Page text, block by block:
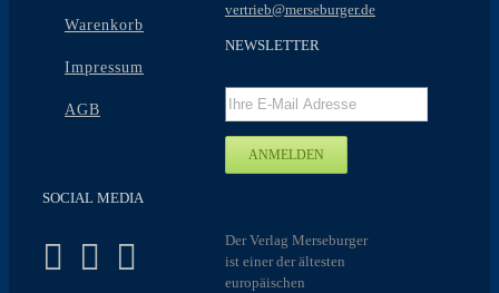
Warenkorb
Impressum
AGB
SOCIAL MEDIA
vertrieb@merseburger.de
NEWSLETTER
Der Verlag Merseburger
ist einer der ältesten
europäischen